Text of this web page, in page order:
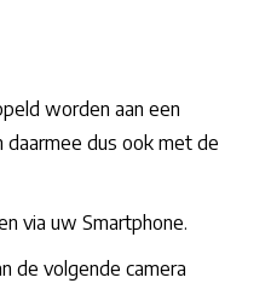
worden aan een
daarmee dus ook met de
via uw Smartphone.
de volgende camera